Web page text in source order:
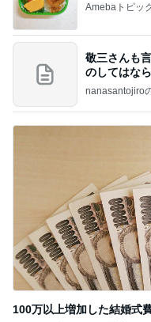
Amebaトピッ
敬三さんも
のしてはな
のよ
nanasantojiro
100万以上増加した結婚式